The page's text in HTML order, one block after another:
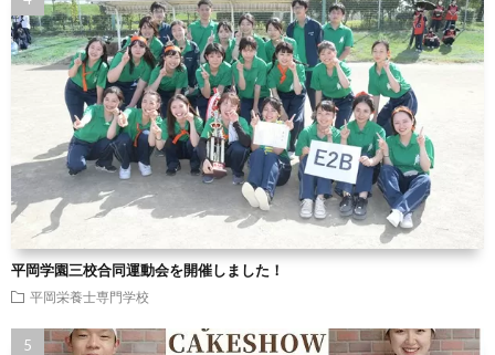
平岡学園三校合同運動会を開催しました！
平岡栄養士専門学校